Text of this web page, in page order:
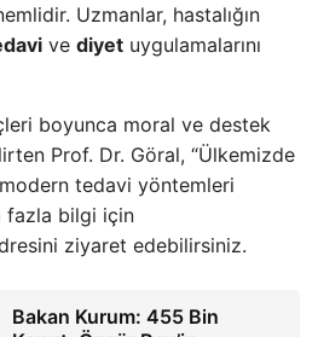
Uzmanlar, hastalığın
ve diyet uygulamalarını
boyunca moral ve destek
Prof. Dr. Göral, “Ülkemizde
tedavi yöntemleri
fazla bilgi için
ziyaret edebilirsiniz.
Bakan Kurum: 455 Bin